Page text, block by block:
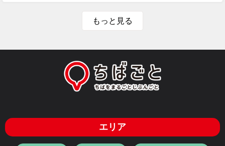
もっと見る
エリア